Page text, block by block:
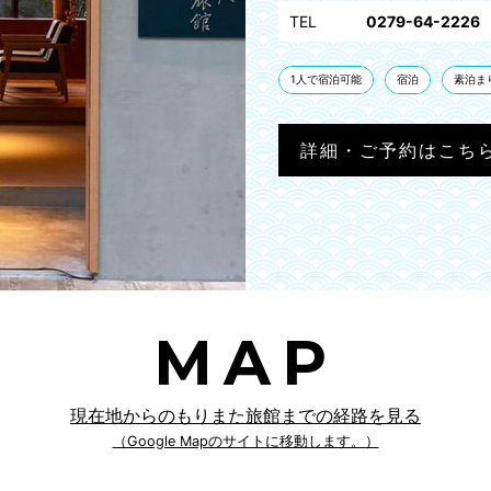
TEL 0279-64-2226
1人で宿泊可能 宿泊 素泊ま
詳細・ご予約はこち
MAP
現在地からのもりまた旅館までの経路を見る
（Google Mapのサイトに移動します。）